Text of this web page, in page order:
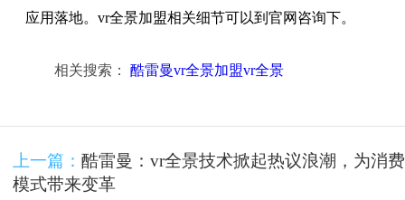
应用落地。vr全景加盟相关细节可以到 官网咨询下。
相关搜索： 酷雷曼vr全景加盟vr全景
上一篇： 酷雷曼：vr全景技术掀起热议浪潮，为消费
模式带来变革